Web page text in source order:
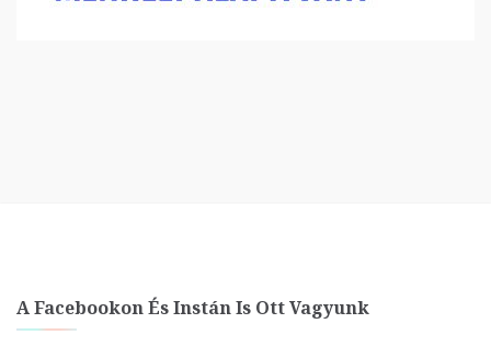
A Facebookon És Instán Is Ott Vagyunk